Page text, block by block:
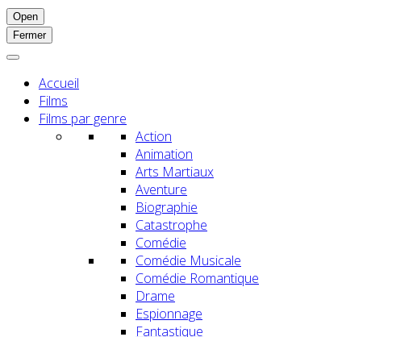
Open
Fermer
Accueil
Films
Films par genre
Action
Animation
Arts Martiaux
Aventure
Biographie
Catastrophe
Comédie
Comédie Musicale
Comédie Romantique
Drame
Espionnage
Fantastique